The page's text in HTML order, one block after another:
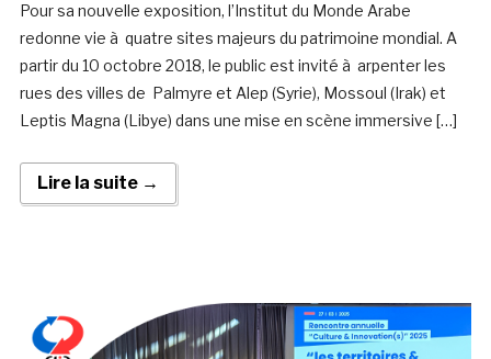
Pour sa nouvelle exposition, l’Institut du Monde Arabe
redonne vie à quatre sites majeurs du patrimoine mondial. A
partir du 10 octobre 2018, le public est invité à arpenter les
rues des villes de Palmyre et Alep (Syrie), Mossoul (Irak) et
Leptis Magna (Libye) dans une mise en scène immersive […]
Lire la suite →